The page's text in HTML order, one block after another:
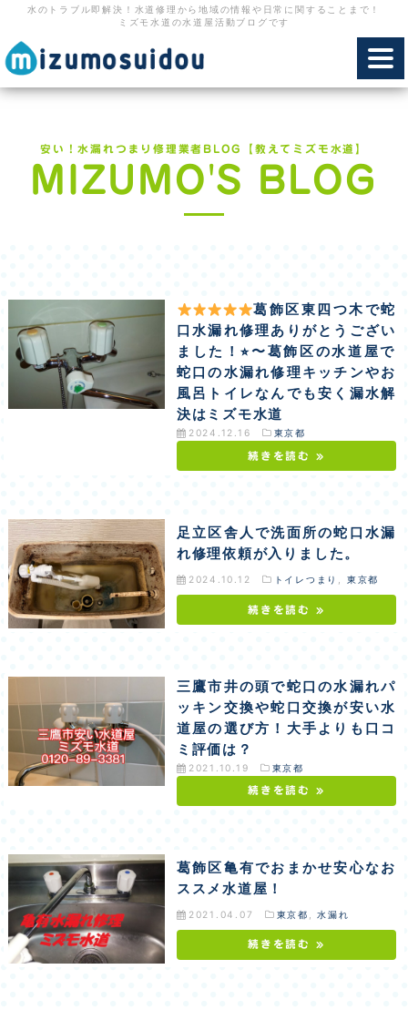
水のトラブル即解決！水道修理から地域の情報や日常に関することまで！
ミズモ水道の水道屋活動ブログです
安い！水漏れつまり修理業者BLOG【教えてミズモ水道】
MIZUMO'S BLOG
葛飾区東四つ木で蛇
口水漏れ修理ありがとうござい
ました！⭐︎〜葛飾区の水道屋で
蛇口の水漏れ修理キッチンやお
風呂トイレなんでも安く漏水解
決はミズモ水道
2024.12.16 東京都
続きを読む »
足立区舎人で洗面所の蛇口水漏
れ修理依頼が入りました。
2024.10.12 トイレつまり 東京都
続きを読む »
三鷹市井の頭で蛇口の水漏れパ
ッキン交換や蛇口交換が安い水
道屋の選び方！大手よりも口コ
ミ評価は？
2021.10.19 東京都
続きを読む »
葛飾区亀有でおまかせ安心なお
ススメ水道屋！
2021.04.07 東京都 ,水漏れ
続きを読む »